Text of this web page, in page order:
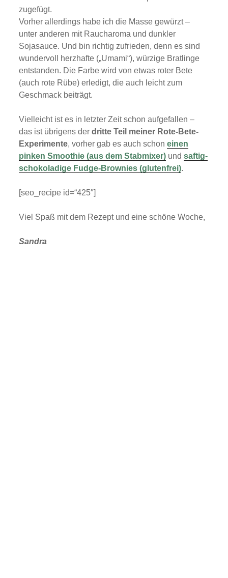
zugefügt.
Vorher allerdings habe ich die Masse gewürzt –
unter anderen mit Raucharoma und dunkler
Sojasauce. Und bin richtig zufrieden, denn es sind
wundervoll herzhafte („Umami“), würzige Bratlinge
entstanden. Die Farbe wird von etwas roter Bete
(auch rote Rübe) erledigt, die auch leicht zum
Geschmack beiträgt.
Vielleicht ist es in letzter Zeit schon aufgefallen –
das ist übrigens derdritte Teil meiner Rote-Bete-
Experimente, vorher gab es auch schoneinen
pinken Smoothie (aus dem Stabmixer) undsaftig-
schokoladige Fudge-Brownies (glutenfrei).
[seo_recipe id=“425″]
Viel Spaß mit dem Rezept und eine schöne Woche,
Sandra